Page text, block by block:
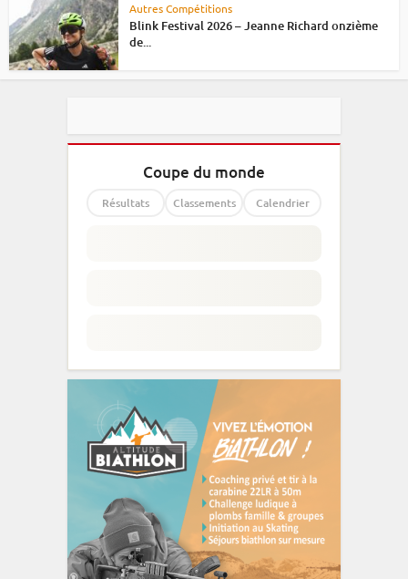
Autres Compétitions
Blink Festival 2026 – Jeanne Richard onzième
de...
Coupe du monde
Résultats Classements Calendrier